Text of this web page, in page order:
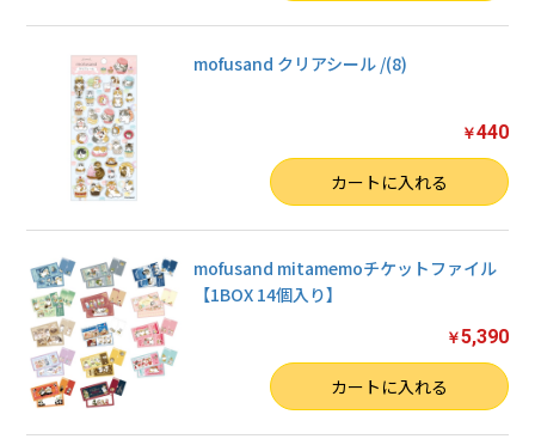
mofusand クリアシール /(8)
￥440
カートに入れる
mofusand mitamemoチケットファイル
【1BOX 14個入り】
￥5,390
カートに入れる